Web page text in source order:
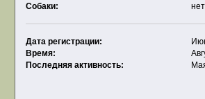
Собаки:
нет
Дата регистрации:
Время:
Последняя активность: